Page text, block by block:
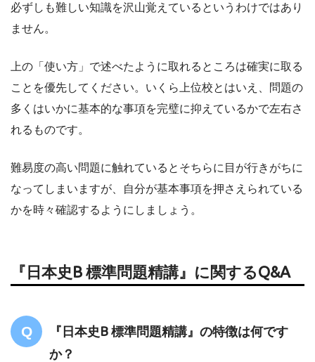
必ずしも難しい知識を沢山覚えているというわけではあり
ません。
上の「使い方」で述べたように取れるところは確実に取る
ことを優先してください。いくら上位校とはいえ、問題の
多くはいかに基本的な事項を完璧に抑えているかで左右さ
れるものです。
難易度の高い問題に触れているとそちらに目が行きがちに
なってしまいますが、自分が基本事項を押さえられている
かを時々確認するようにしましょう。
『日本史B 標準問題精講』に関するQ&A
『日本史B 標準問題精講』の特徴は何です
か？